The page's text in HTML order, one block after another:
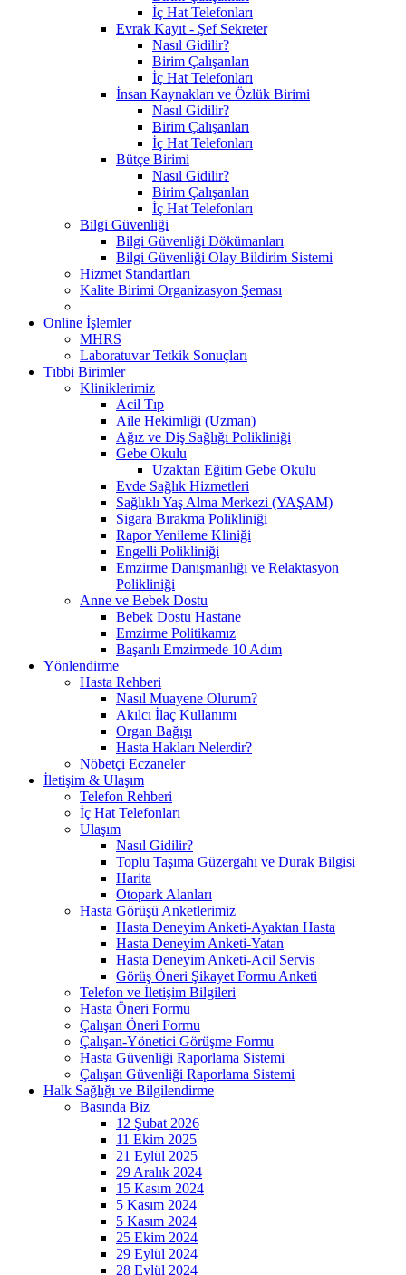
İç Hat Telefonları
Evrak Kayıt - Şef Sekreter
Nasıl Gidilir?
Birim Çalışanları
İç Hat Telefonları
İnsan Kaynakları ve Özlük Birimi
Nasıl Gidilir?
Birim Çalışanları
İç Hat Telefonları
Bütçe Birimi
Nasıl Gidilir?
Birim Çalışanları
İç Hat Telefonları
Bilgi Güvenliği
Bilgi Güvenliği Dökümanları
Bilgi Güvenliği Olay Bildirim Sistemi
Hizmet Standartları
Kalite Birimi Organizasyon Şeması
Online İşlemler
MHRS
Laboratuvar Tetkik Sonuçları
Tıbbi Birimler
Kliniklerimiz
Acil Tıp
Aile Hekimliği (Uzman)
Ağız ve Diş Sağlığı Polikliniği
Gebe Okulu
Uzaktan Eğitim Gebe Okulu
Evde Sağlık Hizmetleri
Sağlıklı Yaş Alma Merkezi (YAŞAM)
Sigara Bırakma Polikliniği
Rapor Yenileme Kliniği
Engelli Polikliniği
Emzirme Danışmanlığı ve Relaktasyon
Polikliniği
Anne ve Bebek Dostu
Bebek Dostu Hastane
Emzirme Politikamız
Başarılı Emzirmede 10 Adım
Yönlendirme
Hasta Rehberi
Nasıl Muayene Olurum?
Akılcı İlaç Kullanımı
Organ Bağışı
Hasta Hakları Nelerdir?
Nöbetçi Eczaneler
İletişim & Ulaşım
Telefon Rehberi
İç Hat Telefonları
Ulaşım
Nasıl Gidilir?
Toplu Taşıma Güzergahı ve Durak Bilgisi
Harita
Otopark Alanları
Hasta Görüşü Anketlerimiz
Hasta Deneyim Anketi-Ayaktan Hasta
Hasta Deneyim Anketi-Yatan
Hasta Deneyim Anketi-Acil Servis
Görüş Öneri Şikayet Formu Anketi
Telefon ve İletişim Bilgileri
Hasta Öneri Formu
Çalışan Öneri Formu
Çalışan-Yönetici Görüşme Formu
Hasta Güvenliği Raporlama Sistemi
Çalışan Güvenliği Raporlama Sistemi
Halk Sağlığı ve Bilgilendirme
Basında Biz
12 Şubat 2026
11 Ekim 2025
21 Eylül 2025
29 Aralık 2024
15 Kasım 2024
5 Kasım 2024
5 Kasım 2024
25 Ekim 2024
29 Eylül 2024
28 Eylül 2024